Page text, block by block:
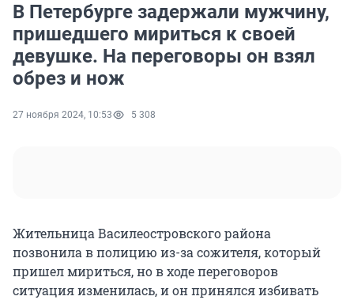
В Петербурге задержали мужчину,
пришедшего мириться к своей
девушке. На переговоры он взял
обрез и нож
27 ноября 2024, 10:53 5 308
Жительница Василеостровского района
позвонила в полицию из-за сожителя, который
пришел мириться, но в ходе переговоров
ситуация изменилась, и он принялся избивать